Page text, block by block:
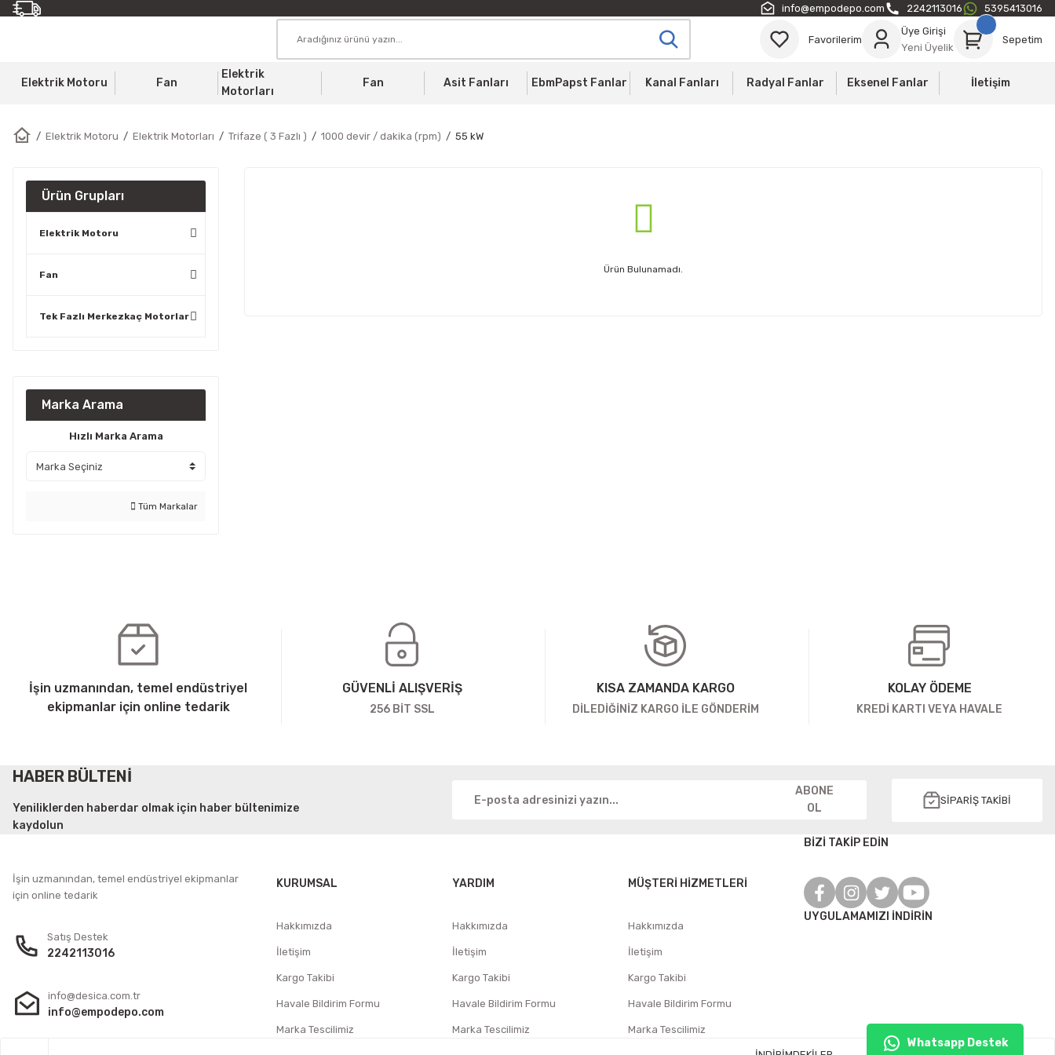
info@empodepo.com 2242113016 5395413016
Favorilerim
Üye Girişi
Yeni Üyelik
Sepetim
Elektrik Motoru Fan
Elektrik
Motorları
Fan Asit Fanları EbmPapst Fanlar Kanal Fanları Radyal Fanlar Eksenel Fanlar İletişim
Elektrik Motoru Elektrik Motorları Trifaze ( 3 Fazlı ) 1000 devir / dakika (rpm) 55 kW
Ürün Grupları
Elektrik Motoru
Fan
Tek Fazlı Merkezkaç Motorlar
Marka Arama
Hızlı Marka Arama
Tüm Markalar
Ürün Bulunamadı.
İşin uzmanından, temel endüstriyel
ekipmanlar için online tedarik
GÜVENLİ ALIŞVERİŞ
256 BİT SSL
KISA ZAMANDA KARGO
DİLEDİĞİNİZ KARGO İLE GÖNDERİM
KOLAY ÖDEME
KREDİ KARTI VEYA HAVALE
HABER BÜLTENİ
Yeniliklerden haberdar olmak için haber bültenimize
kaydolun
ABONE
OL
SİPARİŞ TAKİBİ
İşin uzmanından, temel endüstriyel ekipmanlar
için online tedarik
Satış Destek
2242113016
info@desica.com.tr
info@empodepo.com
KURUMSAL
Hakkımızda
İletişim
Kargo Takibi
Havale Bildirim Formu
Marka Tescilimiz
YARDIM
Hakkımızda
İletişim
Kargo Takibi
Havale Bildirim Formu
Marka Tescilimiz
MÜŞTERİ HİZMETLERİ
Hakkımızda
İletişim
Kargo Takibi
Havale Bildirim Formu
Marka Tescilimiz
BİZİ TAKİP EDİN
UYGULAMAMIZI İNDİRİN
Whatsapp Destek